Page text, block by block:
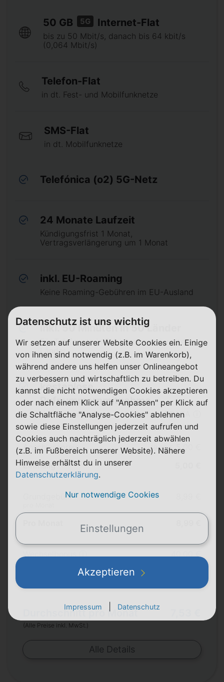
50 GB 5G Internet-Flat
bis zu 50 Mbit/s, danach bis 64 kbit/s
(0,064 Mbit/s)
Telefon-Flat
in dt. Fest- und Mobilfunknetze
SMS-Flat
in dt. Mobilfunknetze
Telefónica (o2) 5G-Netz
24 Monate Laufzeit
Kündigungsfrist 1 Monat,
Vertragsverlängerung um 1 Monat
inkl. EU-Roaming
Keine Roaming-Gebühren im EU-Ausland
inkl. 50 Minuten in 50 Länder
Für Telefonate in EU-Länder und weitere
Länder
kostenlose
Rufnummernmitnahme
Von einem anderen Anbieter zu LEBARA ⓘ
Anschlusspreis 19,99 €5,00 €
Einmalig
Grundgebühr
Wechselbonus ⓘ
40,00 €
Bonus & Rabatte
Durchschnitt pro Monat
(Alle Preise inkl. MwSt.)
Alle Details
Datenschutz ist uns wichtig
Wir setzen auf unserer Website Cookies ein. Einige
von ihnen sind notwendig (z.B. im Warenkorb),
während andere uns helfen unser Onlineangebot
zu verbessern und wirtschaftlich zu betreiben. Du
kannst die nicht notwendigen Cookies akzeptieren
oder nach einem Klick auf "Anpassen" per Klick auf
die Schaltfläche "Analyse-Cookies" ablehnen
sowie diese Einstellungen jederzeit aufrufen und
Cookies auch nachträglich jederzeit abwählen
(z.B. im Fußbereich unserer Website). Nähere
Hinweise erhältst du in unserer
Datenschutzerklärung.
Nur notwendige Cookies
Einstellungen
Akzeptieren
Impressum Datenschutz